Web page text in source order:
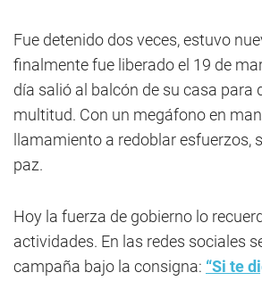
Fue detenido dos veces, estuvo
finalmente fue liberado el 19 de
día salió al balcón de su casa para
multitud. Con un megáfono en
llamamiento a redoblar esfuerzos,
paz.
Hoy la fuerza de gobierno lo
actividades. En las redes sociales
campaña bajo la consigna: “Si te